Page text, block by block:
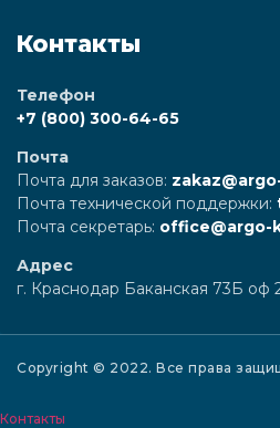
Контакты
Телефон
+7 (800) 300-64-65
Почта
Почта для заказов:
Почта технической поддержки:
Почта секретарь: office@argo-
Адрес
г. Краснодар Баканская 73Б оф
Copyright © 2022. Все права
Контакты